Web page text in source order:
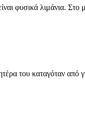
φυσικά λιμάνια.
του καταγόταν από